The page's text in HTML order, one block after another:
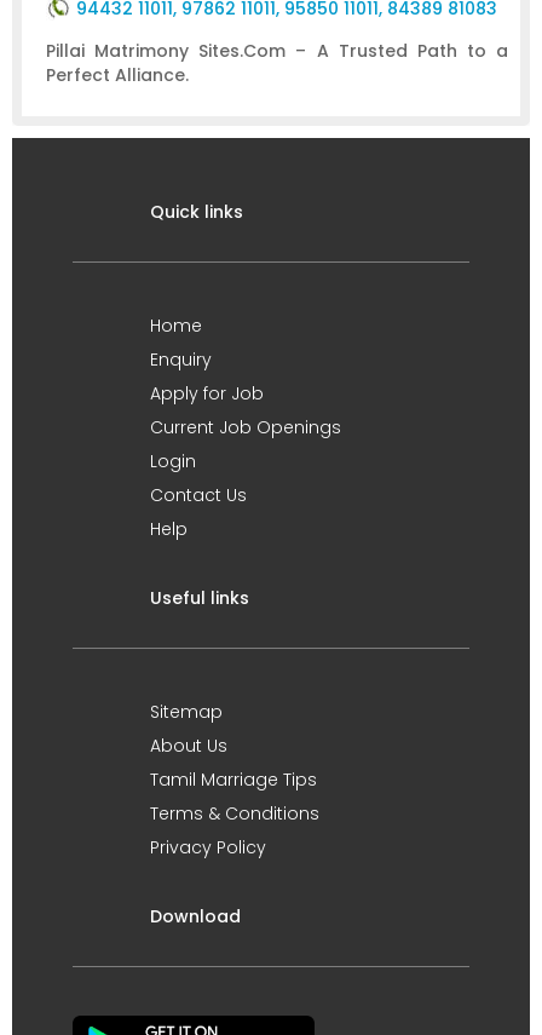
94432 11011, 97862 11011, 95850 11011, 84389 81083
Pillai Matrimony Sites.Com – A Trusted Path to a
Perfect Alliance.
Quick links
Home
Enquiry
Apply for Job
Current Job Openings
Login
Contact Us
Help
Useful links
Sitemap
About Us
Tamil Marriage Tips
Terms & Conditions
Privacy Policy
Download